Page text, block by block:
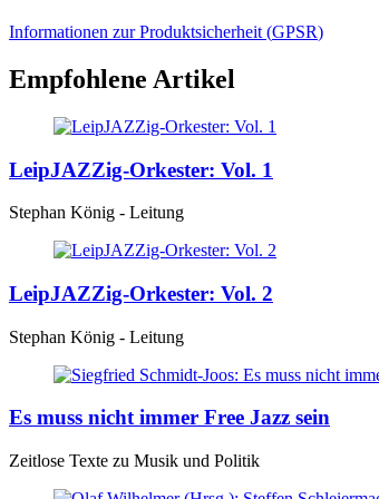
Informationen zur Produktsicherheit (GPSR)
Empfohlene Artikel
LeipJAZZig-Orkester: Vol. 1
Stephan König - Leitung
LeipJAZZig-Orkester: Vol. 2
Stephan König - Leitung
Es muss nicht immer Free Jazz sein
Zeitlose Texte zu Musik und Politik